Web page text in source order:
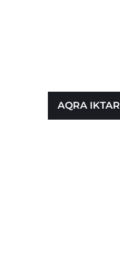
AQRA IKTAR